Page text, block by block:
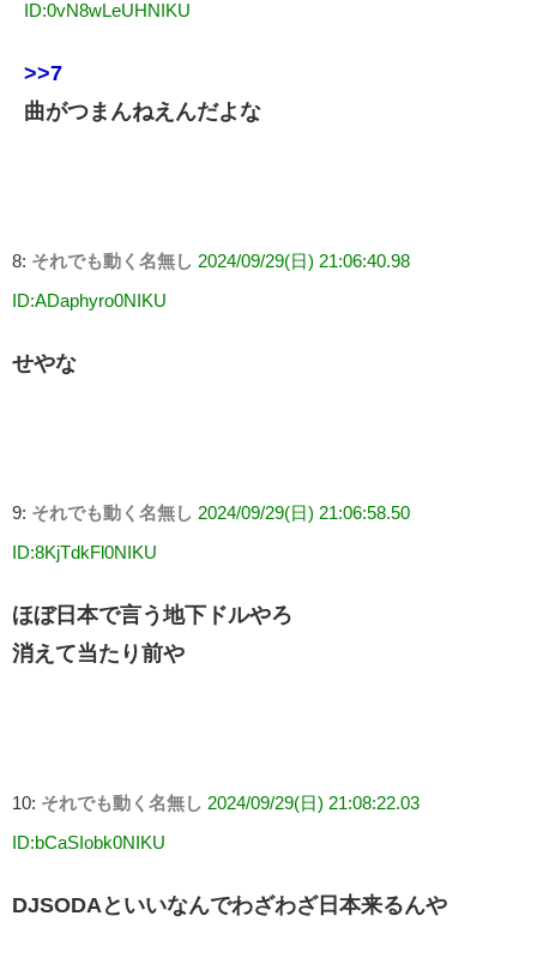
ID:0vN8wLeUHNIKU
>>7
曲がつまんねえんだよな
8: それでも動く名無し 2024/09/29(日) 21:06:40.98
ID:ADaphyro0NIKU
せやな
9: それでも動く名無し 2024/09/29(日) 21:06:58.50
ID:8KjTdkFl0NIKU
ほぼ日本で言う地下ドルやろ
消えて当たり前や
10: それでも動く名無し 2024/09/29(日) 21:08:22.03
ID:bCaSIobk0NIKU
DJSODAといいなんでわざわざ日本来るんや